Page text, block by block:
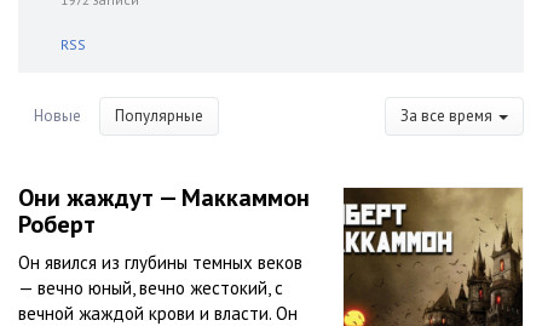
RSS
Новые Популярные За все время
Они жаждут — Маккаммон
Роберт
Он явился из глубины темных веков
— вечно юный, вечно жестокий, с
вечной жаждой крови и власти. Он